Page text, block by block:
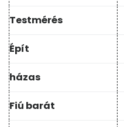
Testmérés
Épít
házas
Fiú barát